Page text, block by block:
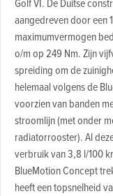
aangedreven door een
maximumvermogen
o/m op 249 Nm. Zijn
spreiding om de
helemaal volgens de
voorzien van banden
stroomlijn (met onder
radiatorrooster). Al
verbruik van 3,8 l/100
BlueMotion Concept
heeft een topsnelheid